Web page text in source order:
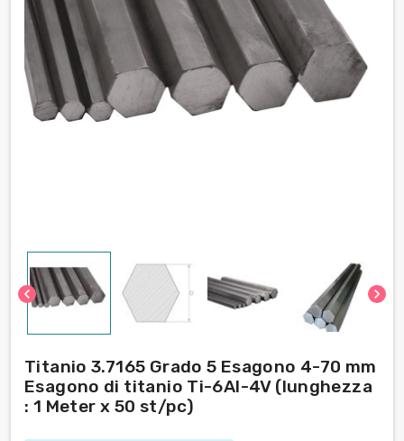
chevron_left chevron_right
Titanio 3.7165 Grado 5 Esagono 4-70 mm
Esagono di titanio Ti-6Al-4V (lunghezza
: 1 Meter x 50 st/pc)